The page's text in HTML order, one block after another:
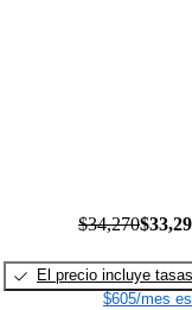
$34,270
El precio incluye tasas
$605/mes